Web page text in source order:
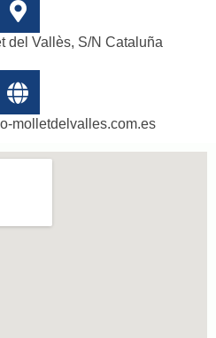
del Vallès, S/N Cataluña
molletdelvalles.com.es